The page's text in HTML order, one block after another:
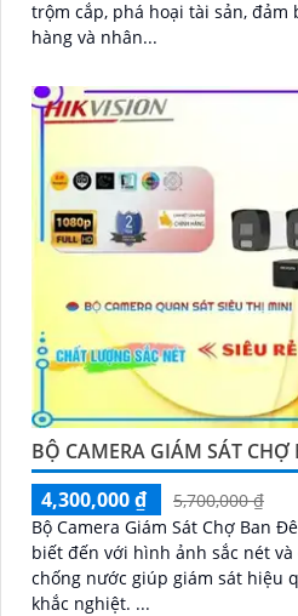
trộm cắp, phá hoại tài sản, đảm
hàng và nhân...
BỘ CAMERA GIÁM SÁT
4,300,000 ₫
5,700,000 ₫
Bộ Camera Giám Sát Chợ Ban
biết đến với hình ảnh sắc nét
chống nước giúp giám sát hiệu
khắc nghiệt. ...